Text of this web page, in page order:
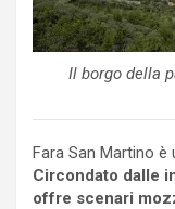
Il borgo della
Fara San Martino è
Circondato dalle
offre scenari